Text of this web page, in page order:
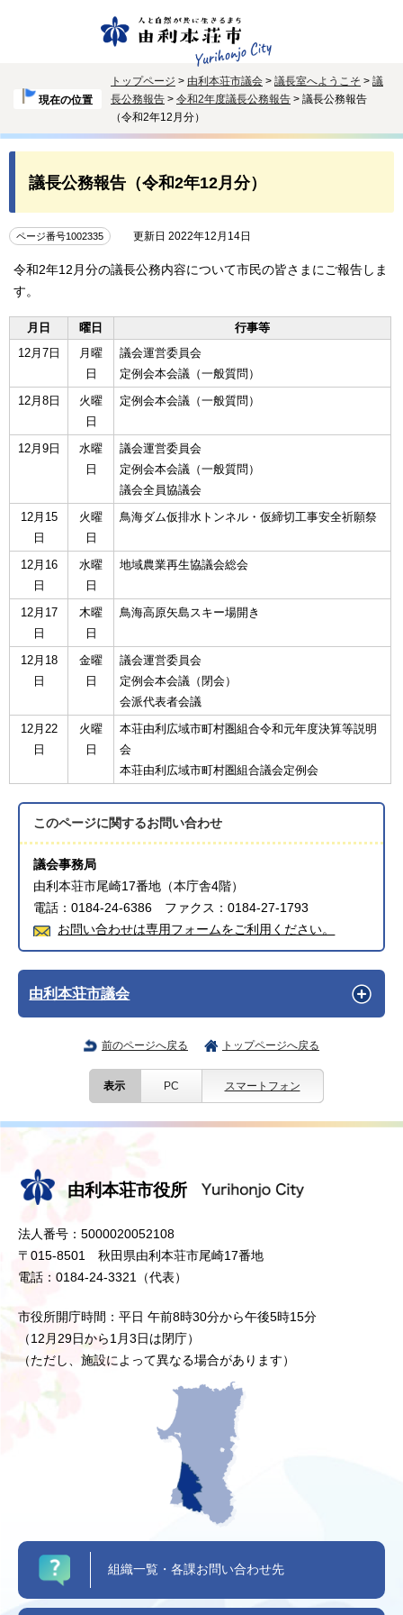
現在の位置
トップページ > 由利本荘市議会 > 議長室へようこそ > 議
長公務報告 > 令和2年度議長公務報告 > 議長公務報告
（令和2年12月分）
議長公務報告（令和2年12月分）
ページ番号1002335 更新日 2022年12月14日
令和2年12月分の議長公務内容について市民の皆さまにご報告しま
す。
月日 曜日
行事等
12月7日
月曜
日
議会運営委員会
定例会本会議（一般質問）
12月8日
火曜
日
定例会本会議（一般質問）
12月9日
水曜
日
議会運営委員会
定例会本会議（一般質問）
議会全員協議会
12月15
日
火曜
日
鳥海ダム仮排水トンネル・仮締切工事安全祈願祭
12月16
日
水曜
日
地域農業再生協議会総会
12月17
日
木曜
日
鳥海高原矢島スキー場開き
12月18
日
金曜
日
議会運営委員会
定例会本会議（閉会）
会派代表者会議
12月22
日
火曜
日
本荘由利広域市町村圏組合令和元年度決算等説明
会
本荘由利広域市町村圏組合議会定例会
このページに関するお問い合わせ
議会事務局
由利本荘市尾崎17番地（本庁舎4階）
電話：0184-24-6386 ファクス：0184-27-1793
お問い合わせは専用フォームをご利用ください。
由利本荘市議会
前のページへ戻る トップページへ戻る
表示 PC スマートフォン
由利本荘市役所
法人番号：5000020052108
〒015-8501 秋田県由利本荘市尾崎17番地
電話：0184-24-3321（代表）
市役所開庁時間：平日 午前8時30分から午後5時15分
（12月29日から1月3日は閉庁）
（ただし、施設によって異なる場合があります）
組織一覧・各課お問い合わせ先